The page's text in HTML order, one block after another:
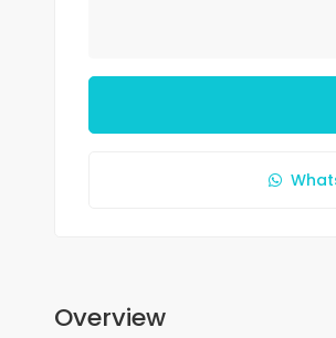
Overview